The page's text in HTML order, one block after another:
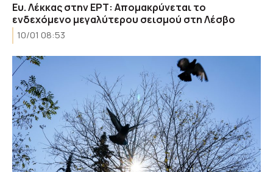
Ευ. Λέκκας στην ΕΡΤ: Απομακρύνεται το
ενδεχόμενο μεγαλύτερου σεισμού στη Λέσβο
10/01 08:53